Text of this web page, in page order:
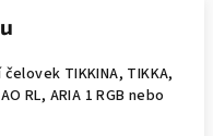
TIKKINA, TIKKA,
RL, ARIA 1 RGB nebo